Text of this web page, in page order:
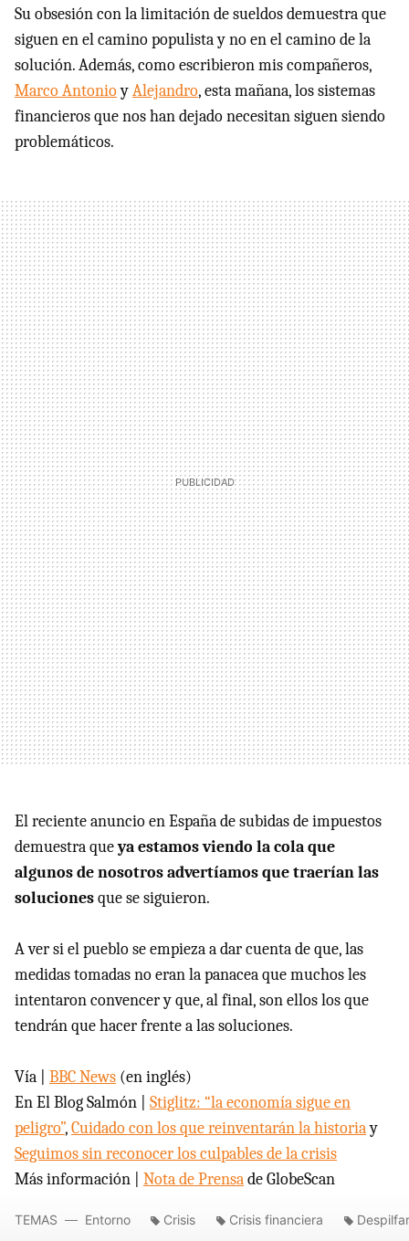
Su obsesión con la limitación de sueldos demuestra que
siguen en el camino populista y no en el camino de la
solución. Además, como escribieron mis compañeros,
Marco AntonioyAlejandro, esta mañana, los sistemas
financieros que nos han dejado necesitan siguen siendo
problemáticos.
El reciente anuncio en España de subidas de impuestos
demuestra queya estamos viendo la cola que
algunos de nosotros advertíamos que traerían las
solucionesque se siguieron.
A ver si el pueblo se empieza a dar cuenta de que, las
medidas tomadas no eran la panacea que muchos les
intentaron convencer y que, al final, son ellos los que
tendrán que hacer frente a las soluciones.
Vía | BBCNews (en inglés)
En El Blog Salmón | Stiglitz: “la economía sigue en
peligro”,Cuidado con los que reinventarán la historiay
Seguimos sin reconocer los culpables de la crisis
Más información | Nota de Prensade GlobeScan
TEMAS Entorno Crisis Crisis financiera